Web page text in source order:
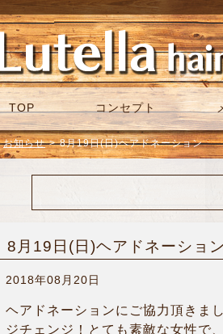
TOP コンセプト
お知らせ > 8月19日(日)ヘアドネーション
8月19日(日)ヘアドネーション
2018年08月20日
ヘアドネーションにご協力頂きま
ジチェンジ！とても素敵な女性で